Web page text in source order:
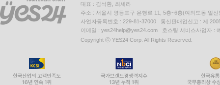
대표 : 김석환, 최세라
주소 : 서울시 영등포구 은행로 11, 5층~6층(여의도동,일신
사업자등록번호 : 229-81-37000 통신판매업신고 : 제
이메일 : yes24help@yes24.com 호스팅 서비스사업자 :
Copyright ⓒ YES24 Corp. All Rights Reserved.